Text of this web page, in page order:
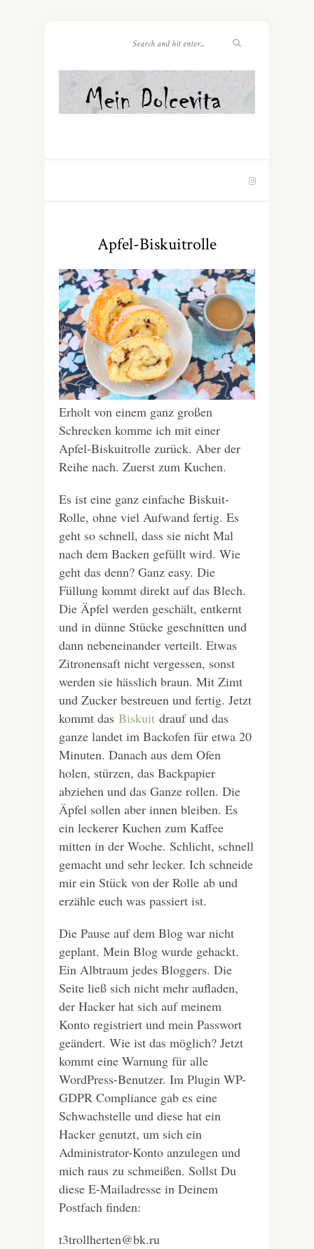
Apfel-Biskuitrolle
Erholt von einem ganz großen
Schrecken komme ich mit einer
Apfel-Biskuitrolle zurück. Aber der
Reihe nach. Zuerst zum Kuchen.
Es ist eine ganz einfache Biskuit-
Rolle, ohne viel Aufwand fertig. Es
geht so schnell, dass sie nicht Mal
nach dem Backen gefüllt wird. Wie
geht das denn? Ganz easy. Die
Füllung kommt direkt auf das Blech.
Die Äpfel werden geschält, entkernt
und in dünne Stücke geschnitten und
dann nebeneinander verteilt. Etwas
Zitronensaft nicht vergessen, sonst
werden sie hässlich braun. Mit Zimt
und Zucker bestreuen und fertig. Jetzt
kommt das Biskuit drauf und das
ganze landet im Backofen für etwa 20
Minuten. Danach aus dem Ofen
holen, stürzen, das Backpapier
abziehen und das Ganze rollen. Die
Äpfel sollen aber innen bleiben. Es
ein leckerer Kuchen zum Kaffee
mitten in der Woche. Schlicht, schnell
gemacht und sehr lecker. Ich schneide
mir ein Stück von der Rolle ab und
erzähle euch was passiert ist.
Die Pause auf dem Blog war nicht
geplant. Mein Blog wurde gehackt.
Ein Albtraum jedes Bloggers. Die
Seite ließ sich nicht mehr aufladen,
der Hacker hat sich auf meinem
Konto registriert und mein Passwort
geändert. Wie ist das möglich? Jetzt
kommt eine Warnung für alle
WordPress-Benutzer. Im Plugin WP-
GDPR Compliance gab es eine
Schwachstelle und diese hat ein
Hacker genutzt, um sich ein
Administrator-Konto anzulegen und
mich raus zu schmeißen. Sollst Du
diese E-Mailadresse in Deinem
Postfach finden:
t3trollherten@bk.ru